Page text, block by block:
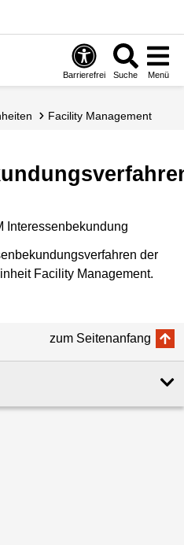
Barrierefrei Suche Menü
Facility Management
der
Facility Management.
zum Seitenanfang